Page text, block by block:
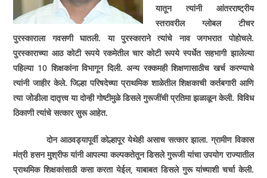
यातून त्यांनी आंतरराष्ट्रीय
स्तरावरील ग्लोबल टीचर
पुरस्काराला गवसणी घातली. या पुरस्काराने त्यांचे नाव जगभरात पोहोचले.
पुरस्काराच्या आठ कोटी रूपये रकमेतील चार कोटी रूपये स्पर्धेत सहभागी झालेल्या
पहिल्या 10 शिक्षकांना विभागून दिली. अन्य रक्कमही शिक्षणासाठीच खर्च करण्याचे
त्यांनी जाहीर केले. जिल्हा परिषदेच्या प्राथमिक शाळेतील शिक्षकाची कर्तबगारी आणि
त्या जोेडीला दातृत्त्व या दोन्ही गोष्टीमुळे डिसले गुरूजींची प्रतिमा झळाळून केली. विविध
ठिकाणी त्यांचे सत्कार सुरू आहेत.
दोन आठवड्यापूर्वी कोल्हापूर येथेही असाच सत्कार झाला. ग्रामीण विकास
मंत्री हसन मुश्रीफ यांनी आपल्या कल्पकतेतून डिसले गुरूजी यांचा उपयोग राज्यातील
प्राथमिक शिक्षकांसाठी कसा करता येईल, याबाबत डिसले गुरू यांच्याशी चर्चा केली.